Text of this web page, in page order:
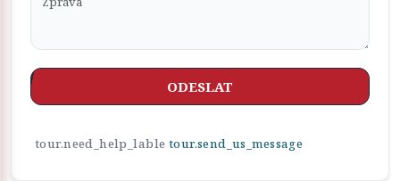
ODESLAT
tour.need_help_lable tour.send_us_message